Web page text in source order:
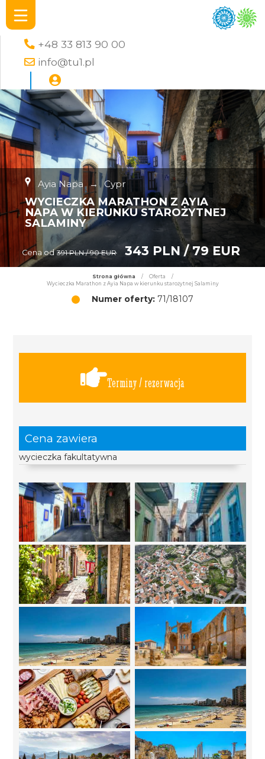
+48 33 813 90 00
info@tu1.pl
Ayia Napa → Cypr
WYCIECZKA MARATHON Z AYIA
NAPA W KIERUNKU STAROŻYTNEJ
SALAMINY
Cena od 391 PLN / 90 EUR 343 PLN / 79 EUR
Strona główna / Oferta
/
Wycieczka Marathon z Ayia Napa w kierunku starożytnej Salaminy
Numer oferty: 71/18107
Terminy / rezerwacja
Cena zawiera
wycieczka fakultatywna